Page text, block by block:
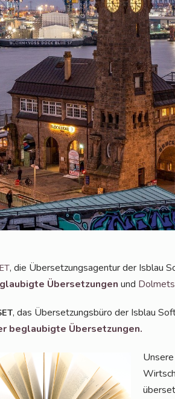
, die Über­set­zungs­agen­tur der Isblau
Über­set­zun­gen und
, das Über­set­zungs­bü­ro der Isblau
beglau­big­te Übersetzungen.